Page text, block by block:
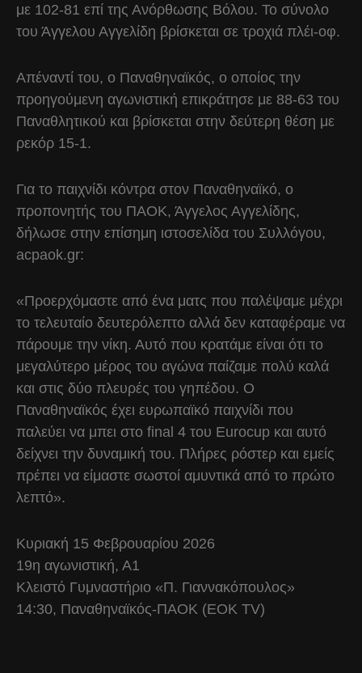
με 102-81 επί της Ανόρθωσης Βόλου. Το σύνολο
του Άγγελου Αγγελίδη βρίσκεται σε τροχιά πλέι-οφ.
Απέναντί του, ο Παναθηναϊκός, ο οποίος την
προηγούμενη αγωνιστική επικράτησε με 88-63 του
Παναθλητικού και βρίσκεται στην δεύτερη θέση με
ρεκόρ 15-1.
Για το παιχνίδι κόντρα στον Παναθηναϊκό, ο
προπονητής του ΠΑΟΚ, Άγγελος Αγγελίδης,
δήλωσε στην επίσημη ιστοσελίδα του Συλλόγου,
acpaok.gr:
«Προερχόμαστε από ένα ματς που παλέψαμε μέχρι
το τελευταίο δευτερόλεπτο αλλά δεν καταφέραμε να
πάρουμε την νίκη. Αυτό που κρατάμε είναι ότι το
μεγαλύτερο μέρος του αγώνα παίζαμε πολύ καλά
και στις δύο πλευρές του γηπέδου. Ο
Παναθηναϊκός έχει ευρωπαϊκό παιχνίδι που
παλεύει να μπει στο final 4 του Eurocup και αυτό
δείχνει την δυναμική του. Πλήρες ρόστερ και εμείς
πρέπει να είμαστε σωστοί αμυντικά από το πρώτο
λεπτό».
Κυριακή 15 Φεβρουαρίου 2026
19η αγωνιστική, Α1
Κλειστό Γυμναστήριο «Π. Γιαννακόπουλος»
14:30, Παναθηναϊκός-ΠΑΟΚ (ΕΟΚ TV)